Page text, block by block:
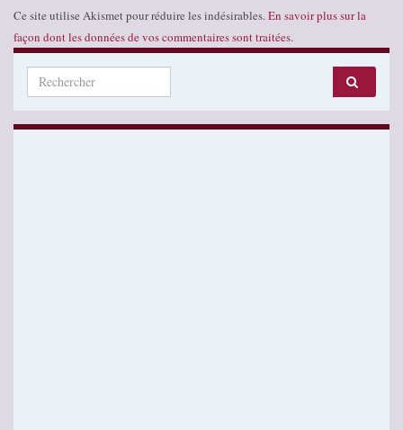
Ce site utilise Akismet pour réduire les indésirables.En savoir plus sur la
façon dont les données de vos commentaires sont traitées.
Search for: